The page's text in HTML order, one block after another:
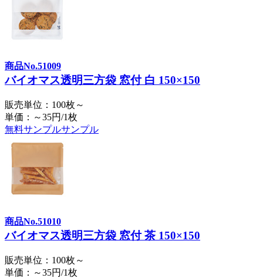
商品No.51009
バイオマス透明三方袋 窓付 白 150×150
販売単位：100枚～
単価：～35円/1枚
無料サンプルサンプル
商品No.51010
バイオマス透明三方袋 窓付 茶 150×150
販売単位：100枚～
単価：～35円/1枚